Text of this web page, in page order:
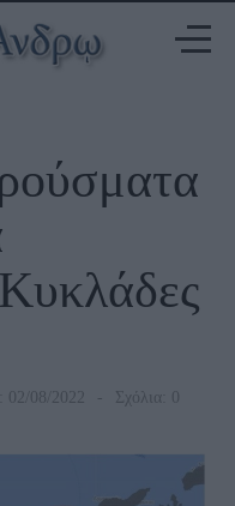
02/08/2022 Σχόλια: 0